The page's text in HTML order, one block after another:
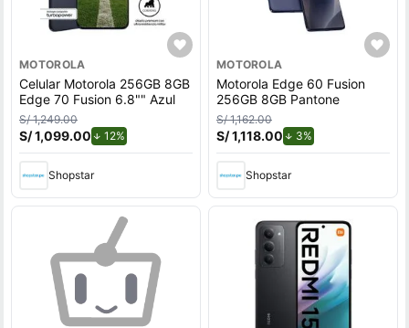
MOTOROLA
Celular Motorola 256GB 8GB
Edge 70 Fusion 6.8"" Azul
S/ 1,249.00
S/ 1,099.00 12%
Shopstar
MOTOROLA
Motorola Edge 60 Fusion
256GB 8GB Pantone
S/ 1,162.00
S/ 1,118.00 3%de descuento.
Shopstar